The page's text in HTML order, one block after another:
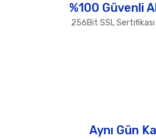
Ürün fiyatı diğer sitelerden daha
%100 Güvenli
256Bit SSL
Aynı Gün